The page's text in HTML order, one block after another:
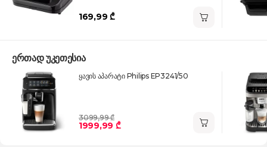
169,99 ₾
ერთად უკეთესია
ყავის აპარატი Philips EP3241/50
3099,99 ₾
1999,99 ₾